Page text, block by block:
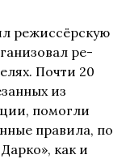
режиссёрскую
ре-
Почти 20
из
помогли
правила, по
как и